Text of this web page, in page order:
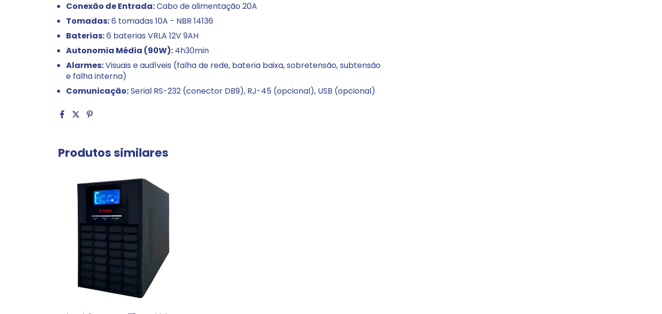
Conexão de Entrada:Cabo de alimentação 20A
Tomadas:6 tomadas 10A - NBR 14136
Baterias:6 baterias VRLA 12V 9AH
Autonomia Média (90W): 4h30min
Alarmes:Visuais e audíveis (falha de rede, bateria baixa, sobretensão, subtensão
e falha interna)
Comunicação:Serial RS-232 (conector DB9), RJ-45 (opcional), USB (opcional)
Produtos similares